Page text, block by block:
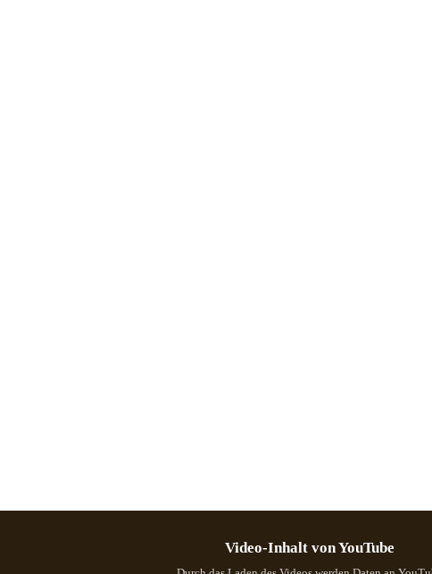
Video-Inhalt von YouTube